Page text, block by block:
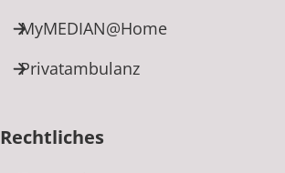
MyMEDIAN@Home
Privatambulanz
Rechtliches